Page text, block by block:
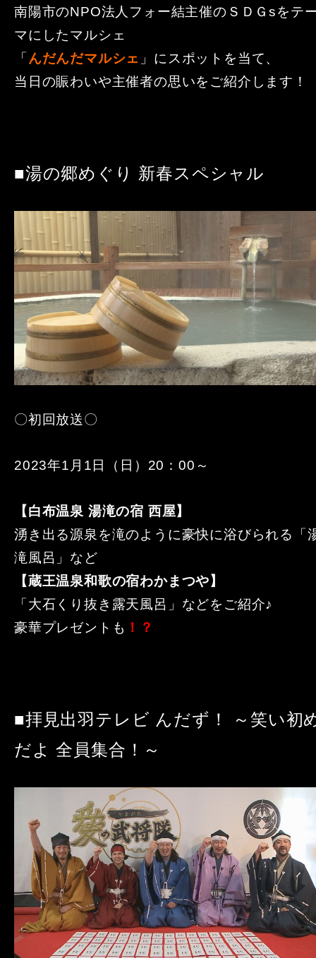
南陽市のNPO法人フォー結主催のＳＤＧsをテ
マにしたマルシェ
「 んだんだマルシェ 」にスポットを当て、
当日の賑わいや主催者の思いをご紹介します！
■湯の郷めぐり 新春スペシャル
〇初回放送〇
2023年1月1日（日）20：00～
【白布温泉 湯滝の宿 西屋】
湧き出る源泉を滝のように豪快に浴びられる「
滝風呂」など
【蔵王温泉和歌の宿わかまつや】
「大石くり抜き露天風呂」などをご紹介♪
豪華プレゼントも ！？
■拝見出羽テレビ んだず！ ～笑い初
だよ 全員集合！～